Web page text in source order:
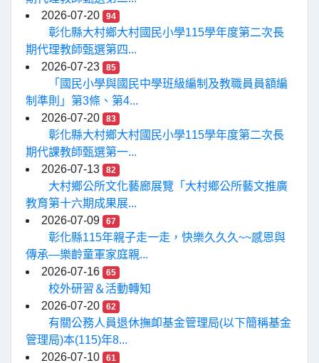
2026-07-20
94
彰化縣大村鄉大村國民小學115學年度第二次長
期代理教師甄選第四...
2026-07-23
85
「國民小學與國民中學班級編制及教職員員額編
制準則」第3條、第4...
2026-07-20
83
彰化縣大村鄉大村國民小學115學年度第二次長
期代課教師甄選第一...
2026-07-13
82
大村鄉公所文化藝廊展覽「大村鄉公所藝文推廣
教育第十六期成果展...
2026-07-09
67
彰化縣115年親子走一走，快樂久久久~~感恩與
傳承—樂齡童軍家庭親...
2026-07-16
65
校外研習＆活動轉知
2026-07-20
62
有關公務人員退休撫卹基金管理局(以下簡稱基金
管理局)本(115)年8...
2026-07-10
61